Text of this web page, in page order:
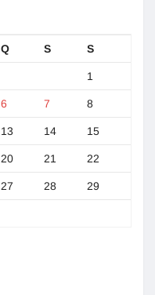
Q S S
1
6 7 8
13 14 15
20 21 22
27 28 29